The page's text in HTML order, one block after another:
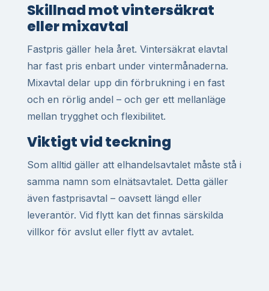
Skillnad mot vintersäkrat
eller mixavtal
Fastpris gäller hela året. Vintersäkrat elavtal
har fast pris enbart under vintermånaderna.
Mixavtal delar upp din förbrukning i en fast
och en rörlig andel – och ger ett mellanläge
mellan trygghet och flexibilitet.
Viktigt vid teckning
Som alltid gäller att elhandelsavtalet måste stå i
samma namn som elnätsavtalet. Detta gäller
även fastprisavtal – oavsett längd eller
leverantör. Vid flytt kan det finnas särskilda
villkor för avslut eller flytt av avtalet.